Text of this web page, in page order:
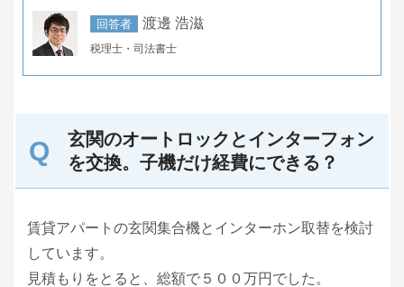
回答者 渡邊 浩滋
税理士・司法書士
玄関のオートロックとインターフォン
を交換。子機だけ経費にできる？
賃貸アパートの玄関集合機とインターホン取替を検討
しています。
見積もりをとると、総額で５００万円でした。